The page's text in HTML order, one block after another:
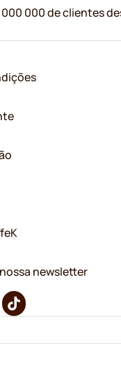
000 de clientes
newsletter